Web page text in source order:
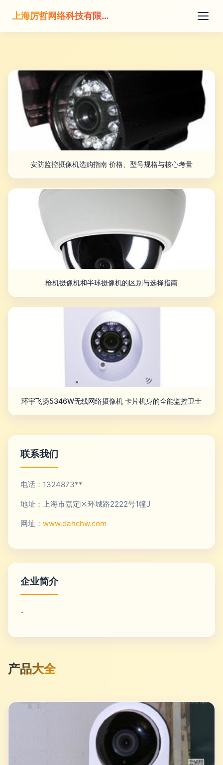
上海厉哲网络科技有限公司
安防监控摄像机选购指南 价格、型号规格与核心考量
枪机摄像机和半球摄像机的区别与选择指南
环宇飞扬5346W无线网络摄像机 卡片机身的全能监控卫士
联系我们
电话：1324873**
地址：上海市嘉定区环城路2222号1幢J
网址： www.dahchw.com
企业简介
-
产品大全